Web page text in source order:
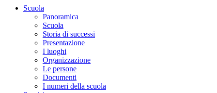
Scuola
Panoramica
Scuola
Storia di successi
Presentazione
I luoghi
Organizzazione
Le persone
Documenti
I numeri della scuola